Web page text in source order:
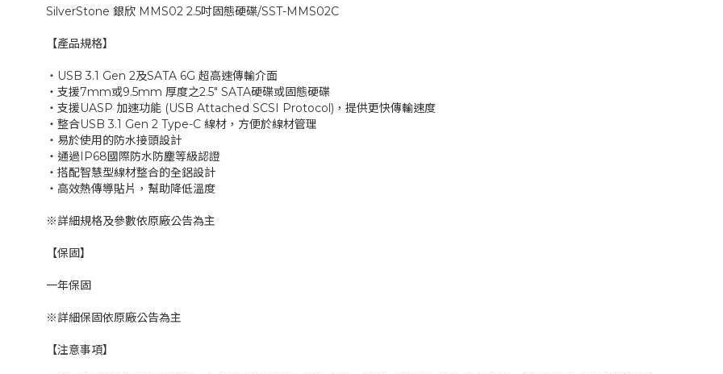
SilverStone 銀欣 MMS02 2.5吋固態硬碟/SST-MMS02C
【產品規格】
‧USB 3.1 Gen 2及SATA 6G 超高速傳輸介面
‧支援7mm或9.5mm 厚度之2.5" SATA硬碟或固態硬碟
‧支援UASP 加速功能 (USB Attached SCSI Protocol)，提供更快傳輸速度
‧整合USB 3.1 Gen 2 Type-C 線材，方便於線材管理
‧易於使用的防水接頭設計
‧通過IP68國際防水防塵等級認證
‧搭配智慧型線材整合的全鋁設計
‧高效熱傳導貼片，幫助降低溫度
※詳細規格及參數依原廠公告為主
【保固】
一年保固
※詳細保固依原廠公告為主
【注意事項】